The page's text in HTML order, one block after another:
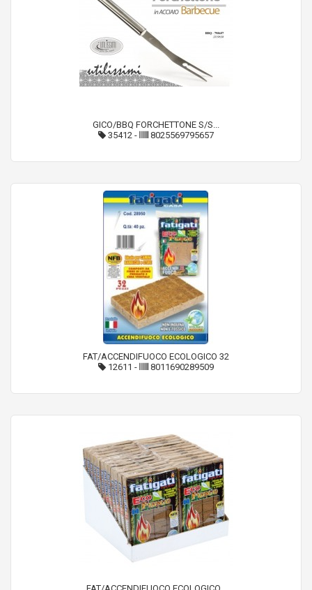
GICO/BBQ FORCHETTONE S/S...
35412 - 8025569795657
FAT/ACCENDIFUOCO ECOLOGICO 32
12611 - 8011690289509